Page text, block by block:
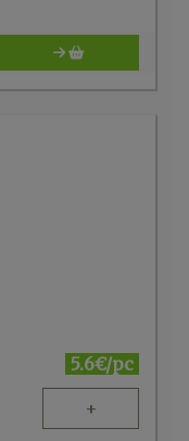
5.6€/pc
+